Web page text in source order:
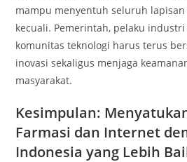
mampu menyentuh seluruh lapisan
kecuali. Pemerintah, pelaku
komunitas teknologi harus terus
inovasi sekaligus menjaga
masyarakat.
Kesimpulan:
Farmasi dan Internet
Indonesia yang Lebih